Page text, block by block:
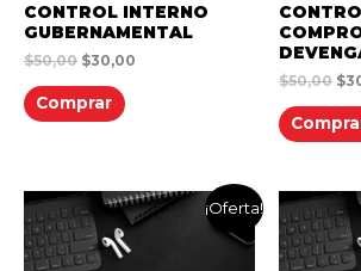
CONTROL INTERNO
GUBERNAMENTAL
$50,00 $30,00
Comprar
$50,00 $
¡Oferta!